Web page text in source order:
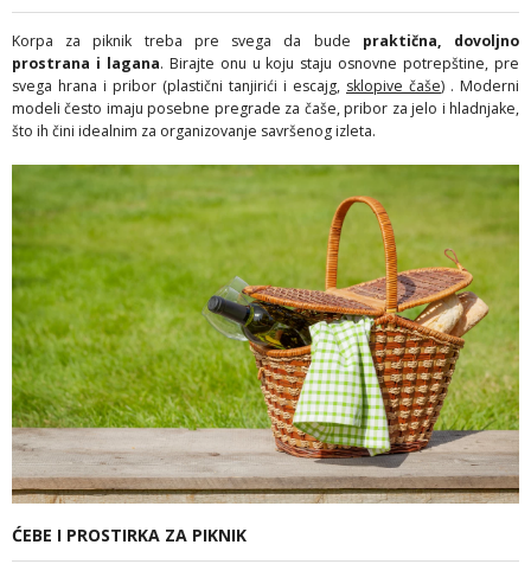
Korpa za piknik treba pre svega da bude praktična, dovoljno
prostrana i lagana. Birajte onu u koju staju osnovne potrepštine, pre
svega hrana i pribor (plastični tanjirići i escajg, sklopive čaše) . Moderni
modeli često imaju posebne pregrade za čaše, pribor za jelo i hladnjake,
što ih čini idealnim za organizovanje savršenog izleta.
ĆEBE I PROSTIRKA ZA PIKNIK